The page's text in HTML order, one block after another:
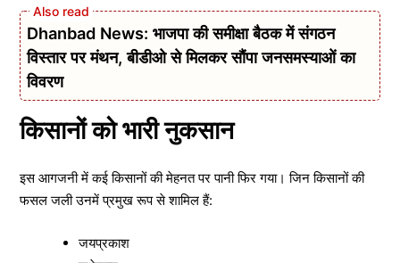
Dhanbad News: भाजपा की समीक्षा बैठक में संगठन
विस्तार पर मंथन, बीडीओ से मिलकर सौंपा जनसमस्याओं का
विवरण
किसानों को भारी नुकसान
इस आगजनी में कई किसानों की मेहनत पर पानी फिर गया। जिन किसानों की
फसल जली उनमें प्रमुख रूप से शामिल हैं:
जयप्रकाश